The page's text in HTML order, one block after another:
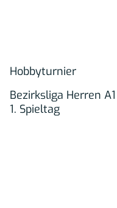
Hobbyturnier
Bezirksliga Herren A1
1. Spieltag